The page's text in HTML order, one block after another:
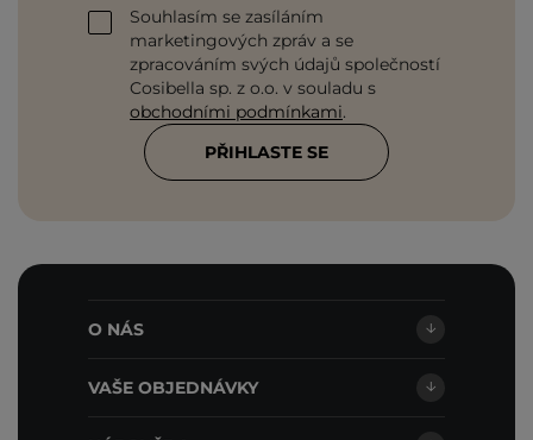
Souhlasím se zasíláním
marketingových zpráv a se
zpracováním svých údajů společností
Cosibella sp. z o.o. v souladu s
obchodními podmínkami.
PŘIHLASTE SE
O NÁS
VAŠE OBJEDNÁVKY